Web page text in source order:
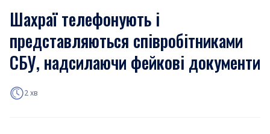
Шахраї телефонують і
представляються співробітниками
СБУ, надсилаючи фейкові документи
2 хв